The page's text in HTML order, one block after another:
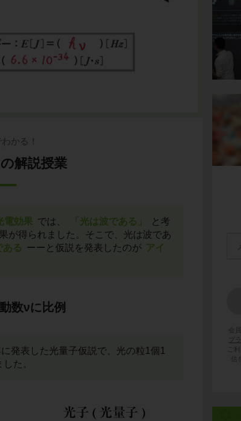
わかる！
解説授業
電効果 では、 「光は波である」
と考
が得られました。そこで、光は波であ
ある ーーと仮説を発表したのが アイ
数νに比例
発表した光量子仮説で、光の粒1個1
た。
会
プ
ご